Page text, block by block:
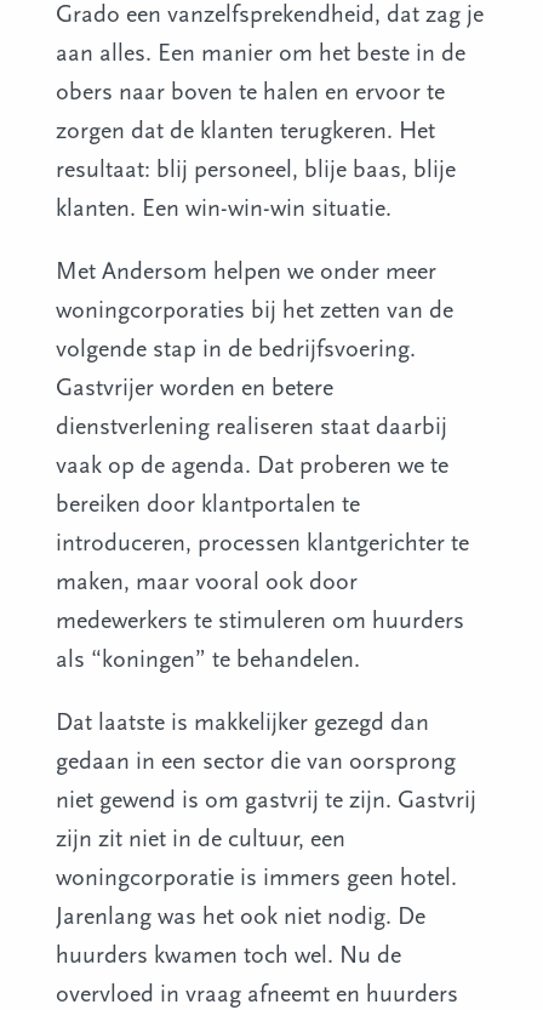
Grado een vanzelfsprekendheid, dat zag je
aan alles. Een manier om het beste in de
obers naar boven te halen en ervoor te
zorgen dat de klanten terugkeren. Het
resultaat: blij personeel, blije baas, blije
klanten. Een win-win-win situatie.
Met Andersom helpen we onder meer
woningcorporaties bij het zetten van de
volgende stap in de bedrijfsvoering.
Gastvrijer worden en betere
dienstverlening realiseren staat daarbij
vaak op de agenda. Dat proberen we te
bereiken door klantportalen te
introduceren, processen klantgerichter te
maken, maar vooral ook door
medewerkers te stimuleren om huurders
als “koningen” te behandelen.
Dat laatste is makkelijker gezegd dan
gedaan in een sector die van oorsprong
niet gewend is om gastvrij te zijn. Gastvrij
zijn zit niet in de cultuur, een
woningcorporatie is immers geen hotel.
Jarenlang was het ook niet nodig. De
huurders kwamen toch wel. Nu de
overvloed in vraag afneemt en huurders